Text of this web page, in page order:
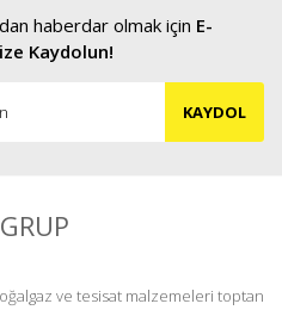
haberdar olmak için E-
Kaydolun!
KAYDOL
ve tesisat malzemeleri toptan